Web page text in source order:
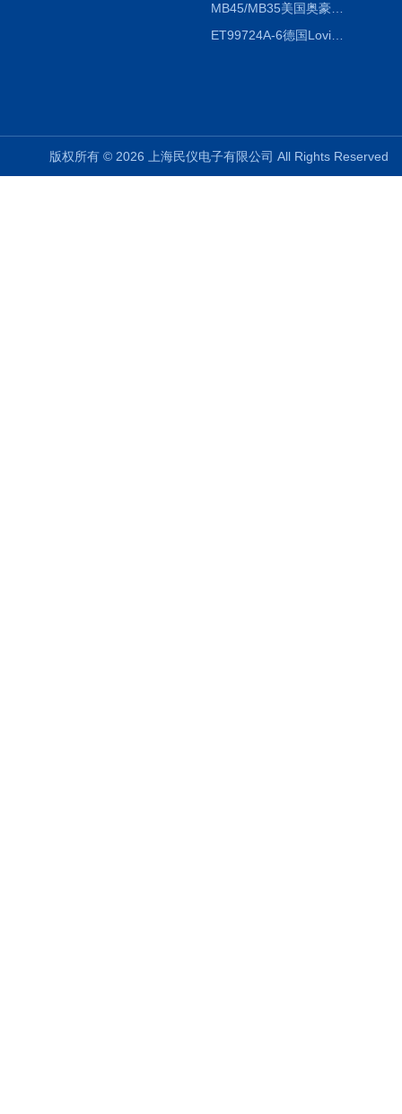
MB45/MB35美国奥豪斯OHAUS MB45/MB35卤素红外水分测定仪
ET99724A-6德国Lovibond ET99724A-6微电脑BOD测定仪
版权所有 © 2026 上海民仪电子有限公司 All Rights